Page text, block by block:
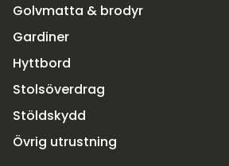
Golvmatta & brodyr
Gardiner
Hyttbord
Stolsöverdrag
Stöldskydd
Övrig utrustning